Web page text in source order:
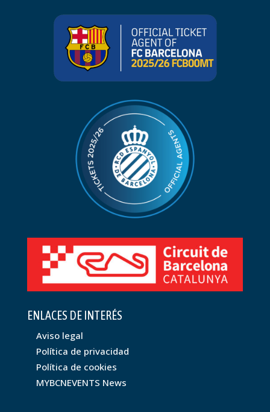
ENLACES DE INTERÉS
Aviso legal
Política de privacidad
Política de cookies
MYBCNEVENTS News